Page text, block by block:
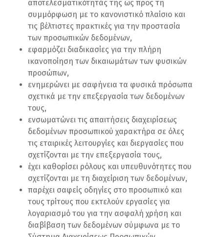
αποτελεσματικότητάς της ως προς τη
συμμόρφωση με το κανονιστικό πλαίσιο και
τις βέλτιστες πρακτικές για την προστασία
των προσωπικών δεδομένων,
εφαρμόζει διαδικασίες για την πλήρη
ικανοποίηση των δικαιωμάτων των φυσικών
προσώπων,
ενημερώνει με σαφήνεια τα φυσικά πρόσωπα
σχετικά με την επεξεργασία των δεδομένων
τους,
ενσωματώνει τις απαιτήσεις διαχειρίσεως
δεδομένων προσωπικού χαρακτήρα σε όλες
τις εταιρικές λειτουργίες και διεργασίες που
σχετίζονται με την επεξεργασία τους,
έχει καθορίσει ρόλους και υπευθυνότητες που
σχετίζονται με τη διαχείριση των δεδομένων,
παρέχει σαφείς οδηγίες στο προσωπικό και
τους τρίτους που εκτελούν εργασίες για
λογαριασμό του για την ασφαλή χρήση και
διαβίβαση των δεδομένων σύμφωνα με το